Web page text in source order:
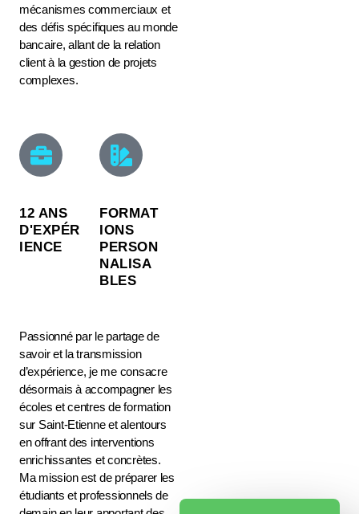
mécanismes commerciaux et
des défis spécifiques au monde
bancaire, allant de la relation
client à la gestion de projets
complexes.
12 ANS
D'EXPÉR
IENCE
FORMAT
IONS
PERSON
NALISA
BLES
Passionné par le partage de
savoir et la transmission
d’expérience, je me consacre
désormais à accompagner les
écoles et centres de formation
sur Saint-Etienne et alentours
en offrant des interventions
enrichissantes et concrètes.
Ma mission est de préparer les
étudiants et professionnels de